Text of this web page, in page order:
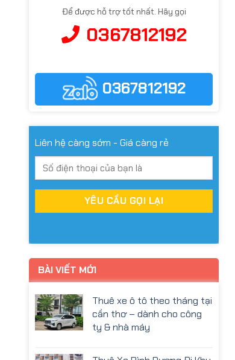
Để được hỗ trợ tốt nhất. Hãy gọi
0367812192
0367812192
Liên hệ càng sớm - Giá càng rẻ
BÀI VIẾT MỚI
Thuê xe ô tô theo tháng tại
cần thơ – dành cho công
ty & nhà máy